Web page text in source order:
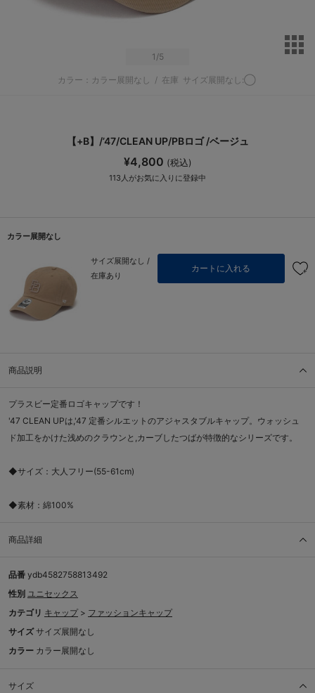
1 /5
カラー：カラー展開なし / 在庫 サイズ展開なし:◯
【+B】/’47/CLEAN UP/PBロゴ /ベージュ
¥4,800 (税込)
113 人がお気に入りに登録中
カラー展開なし
サイズ展開なし /
在庫あり
カートに入れる
商品説明
プラスビー定番ロゴキャップです！
'47 CLEAN UPは,'47 定番シルエットのアジャスタブルキャップ。ウォッシュ
ド加工をかけた浅めのクラウンと,カーブしたつばが特徴的なシリーズです。
◆サイズ：大人フリー(55-61cm)
◆素材：綿100%
商品詳細
品番 ydb4582758813492
性別 ユニセックス
カテゴリ キャップ > ファッションキャップ
サイズ サイズ展開なし
カラー カラー展開なし
サイズ